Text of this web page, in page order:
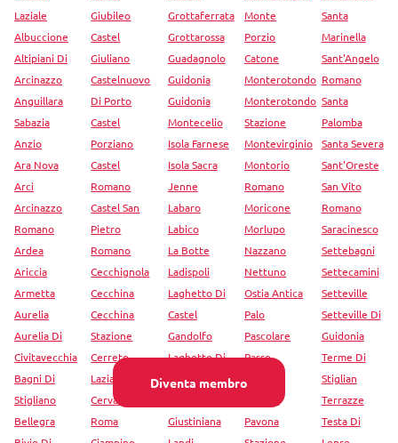
Diventa membro
Laziale
Albuccione
Altipiani Di
Arcinazzo
Anguillara
Sabazia
Anzio
Ara Nova
Arci
Arcinazzo
Romano
Ardea
Ariccia
Armetta
Aurelia
Aurelia Di
Civitavecchia
Bagni Di
Stigliano
Bellegra
Giubileo
Castel
Giuliano
Castelnuovo
Di Porto
Castel
Porziano
Castel
Romano
Castel San
Pietro
Romano
Cecchignola
Cecchina
Cecchina
Stazione
Cerreto
Laziale
Cervara Di
Roma
Grottaferrata
Grottarossa
Guadagnolo
Guidonia
Guidonia
Montecelio
Isola Farnese
Isola Sacra
Jenne
Labaro
Labico
La Botte
Ladispoli
Laghetto Di
Castel
Gandolfo
Laghetto Di
Montecompatri
Giustiniana
Monte
Porzio
Catone
Monterotondo
Monterotondo
Stazione
Montevirginio
Montorio
Romano
Moricone
Morlupo
Nazzano
Nettuno
Ostia Antica
Palo
Pascolare
Passo
Pavona
Santa
Marinella
Sant'Angelo
Romano
Santa
Palomba
Santa Severa
Sant'Oreste
San Vito
Romano
Saracinesco
Settebagni
Settecamini
Setteville
Setteville Di
Guidonia
Terme Di
Stiglian
Terrazze
Testa Di